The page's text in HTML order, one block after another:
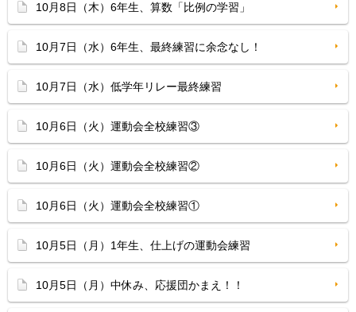
10月8日（木）6年生、算数「比例の学習」
10月7日（水）6年生、最終練習に余念なし！
10月7日（水）低学年リレー最終練習
10月6日（火）運動会全校練習③
10月6日（火）運動会全校練習②
10月6日（火）運動会全校練習①
10月5日（月）1年生、仕上げの運動会練習
10月5日（月）中休み、応援団かまえ！！